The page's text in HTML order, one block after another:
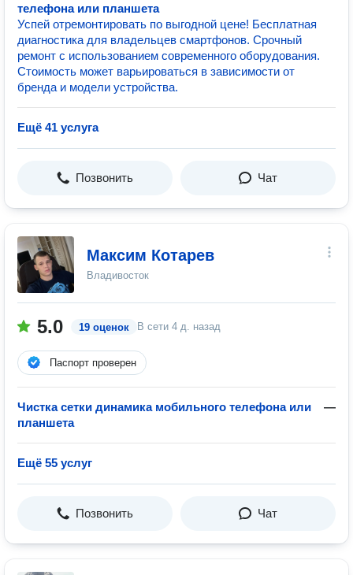
телефона или планшета
Успей отремонтировать по выгодной цене! Бесплатная
диагностика для владельцев смартфонов. Срочный
ремонт с использованием современного оборудования.
Стоимость может варьироваться в зависимости от
бренда и модели устройства.
Ещё 41 услуга
Позвонить Чат
Максим Котарев
Владивосток
5.0 19 оценок В сети 4 д. назад
Паспорт проверен
Чистка сетки динамика мобильного телефона или
планшета
—
Ещё 55 услуг
Позвонить Чат